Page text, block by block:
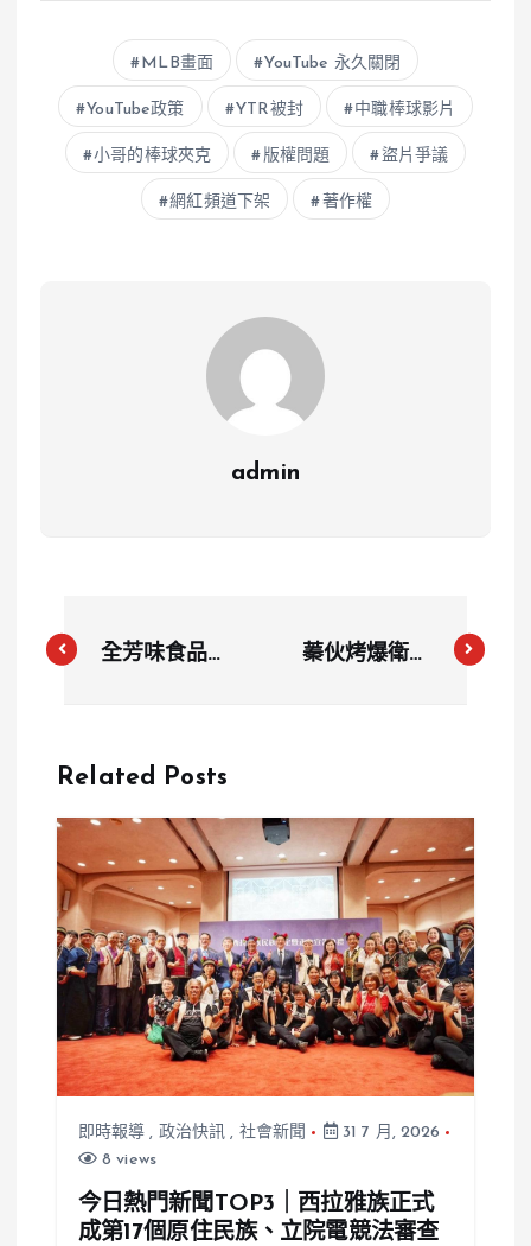
MLB畫面 YouTube 永久關閉
YouTube政策 YTR被封 中職棒球影片
小哥的棒球夾克 版權問題 盜片爭議
網紅頻道下架 著作權
admin
全芳味食品改
入市面 檢方
蓁伙烤爆衛生
Related Posts
即時報導 , 政治快訊 , 社會新聞
31 7 月, 2026
8 views
今日熱門新聞TOP3｜西拉雅族正式
成第17個原住民族、立院電競法審查